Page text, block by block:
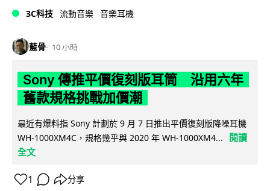
3C科技 流動音樂 音樂耳機
藍骨 10 小時
Sony 傳推平價復刻版耳筒 沿用六年
舊款規格挑戰加價潮
最近有爆料指 Sony 計劃於 9 月 7 日推出平價復刻版降噪耳機
WH-1000XM4C，規格幾乎與 2020 年 WH-1000XM4...
閱讀
全文
1 分享